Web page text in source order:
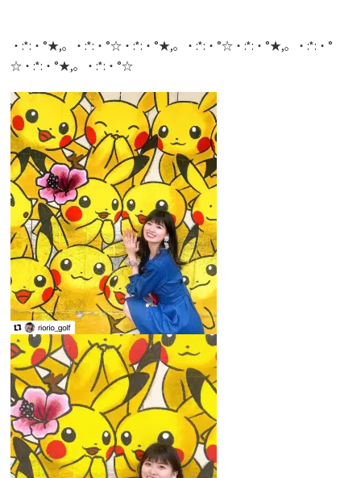
・:*:・°★,。・:*:・°☆・:*:・°★,。・:*:・°☆・:*:・°★,。・:*:・°
☆・:*:・°★,。・:*:・°☆